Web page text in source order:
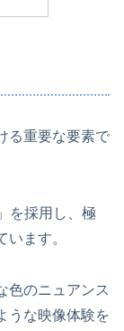
る重要な要素で
を採用し、極
ます。
色のニュアンス
うな映像体験を